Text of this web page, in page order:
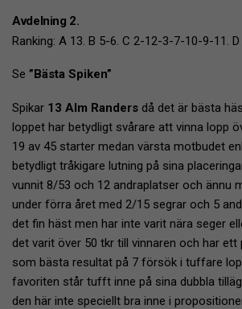
Avdelning 2.
Ranking: A 13. B 5-6. C 2-12-3-7-10-9-11.
Se ”Bästa Spiken”
Spikar 13 Alm Randers då det är bästa
loppet har betydligt svårare att vinna lopp
19 av 45 starter medan värsta motbudet
betydligt tråkigare lutning på sina
vunnit 8/53 och 12 andraplatser och ännu
under förra året med 2/15 segrar och 5
det fin häst men har inte varit nära seger
det varit över 50 tkr till vinnaren och har
som bästa resultat på 7 försök i tuffare
favoriten står tufft inne på sina dubbla
den här inte speciellt bra inne i